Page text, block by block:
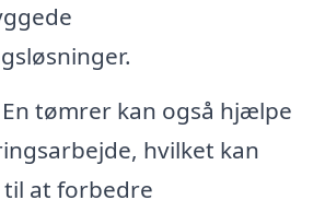
En tømrer kan også hjælpe
hvilket kan
at forbedre